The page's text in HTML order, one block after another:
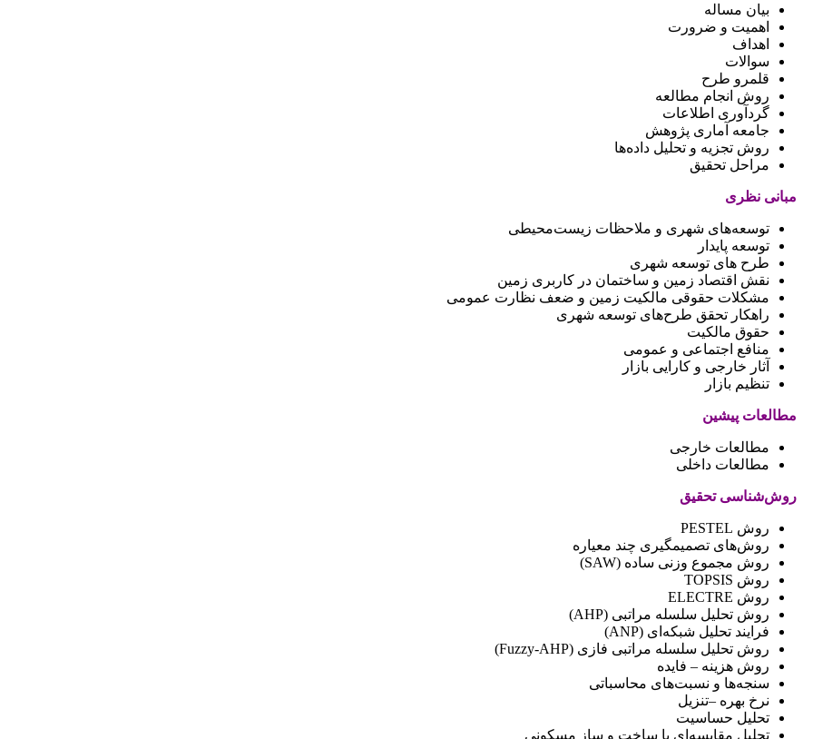
بیان مساله
اهمیت و ضرورت
اهداف
سوالات
قلمرو طرح
روش انجام مطالعه
گردآوری اطلاعات
جامعه آماری پژوهش
روش تجزیه و تحلیل داده‌ها
مراحل تحقیق
مبانی نظری
توسعه‌های شهری و ملاحظات زیست‌محیطی
توسعه پایدار
طرح های توسعه شهری
نقش اقتصاد زمین و ساختمان در کاربری زمین
مشکلات حقوقی مالکیت زمین و ضعف نظارت عمومی
راهکار تحقق طرح‌های توسعه شهری
حقوق مالکیت
منافع اجتماعی و عمومی
آثار خارجی و کارایی بازار
تنظیم بازار
مطالعات پیشین
مطالعات خارجی
مطالعات داخلی
روش‌شناسی تحقیق
روش PESTEL
روش‌های تصمیمگیری چند معیاره
روش مجموع وزنی ساده (SAW)
روش TOPSIS
روش ELECTRE
روش تحلیل سلسله مراتبی (AHP)
فرایند تحلیل شبکه‌ای (ANP)
روش تحلیل سلسله مراتبی فازی (Fuzzy-AHP)
روش هزینه – فایده
سنجه‌ها و نسبت‌های محاسباتی
نرخ بهره –تنزیل
تحلیل حساسیت
تحلیل مقایسه‌ای با ساخت و ساز مسکونی